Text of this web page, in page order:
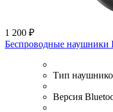
1 200 ₽
Беспроводные наушники
Тип
Версия